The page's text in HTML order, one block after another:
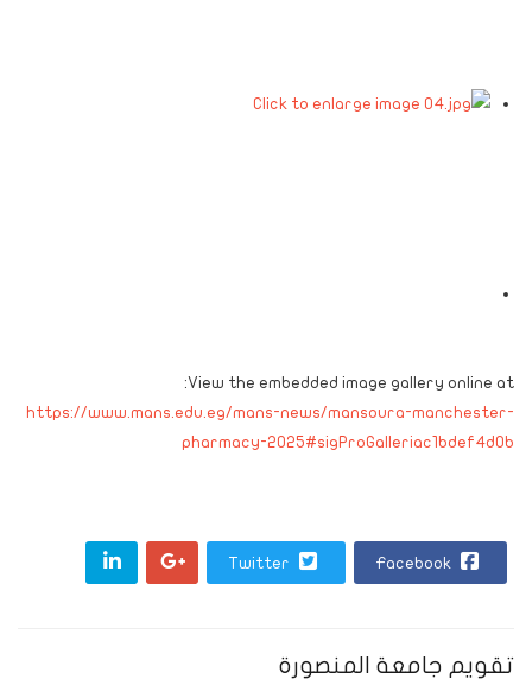
View the embedded image gallery online at:
https://www.mans.edu.eg/mans-news/mansoura-manchester-
pharmacy-2025#sigProGalleriac1bdef4d0b
تقويم جامعة المنصورة
Previous
Previous